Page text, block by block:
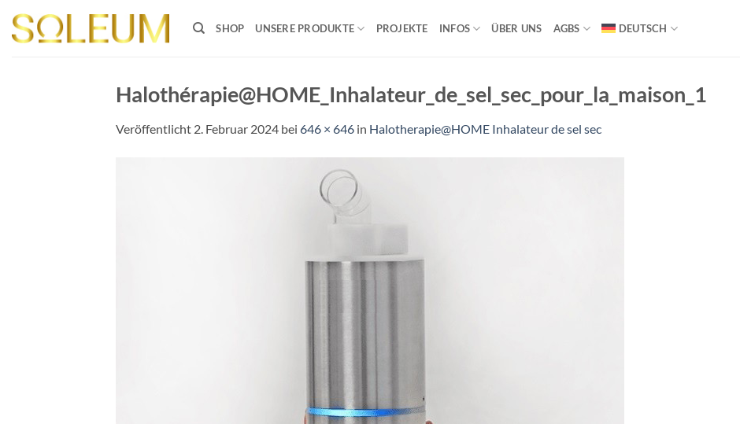
Inhalt
springen
SHOP UNSERE PRODUKTE PROJEKTE INFOS ÜBER UNS AGBS DEUTSCH
Halothérapie@HOME_Inhalateur_de_sel_sec_pour_la_maison_1
Veröffentlicht 2. Februar 2024 bei 646 × 646 in Halotherapie@HOME Inhalateur de sel sec